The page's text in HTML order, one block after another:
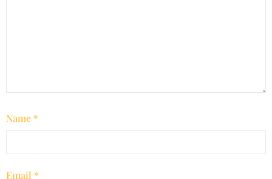
Name *
Email *